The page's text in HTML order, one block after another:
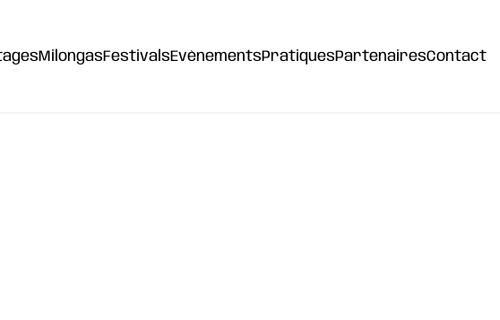
MilongasFestivalsEvènementsPratiquesPartenairesContact